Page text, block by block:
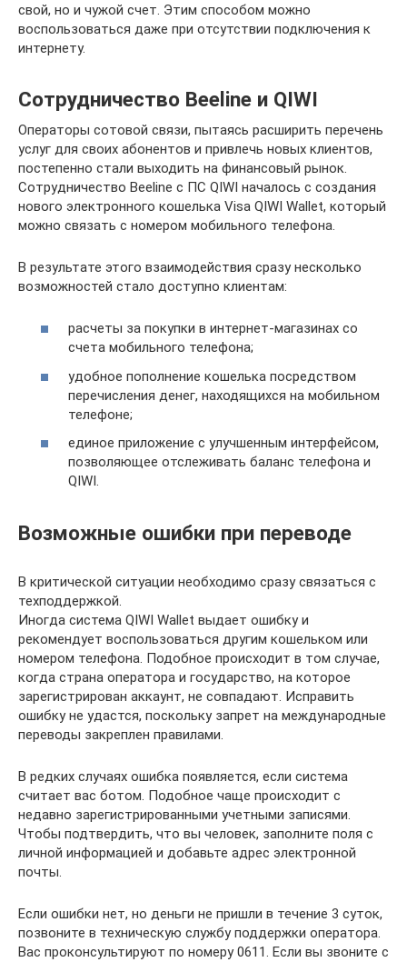
свой, но и чужой счет. Этим способом можно
воспользоваться даже при отсутствии подключения к
интернету.
Сотрудничество Beeline и QIWI
Операторы сотовой связи, пытаясь расширить перечень
услуг для своих абонентов и привлечь новых клиентов,
постепенно стали выходить на финансовый рынок.
Сотрудничество Beeline с ПС QIWI началось с создания
нового электронного кошелька Visa QIWI Wallet, который
можно связать с номером мобильного телефона.
В результате этого взаимодействия сразу несколько
возможностей стало доступно клиентам:
расчеты за покупки в интернет-магазинах со
счета мобильного телефона;
удобное пополнение кошелька посредством
перечисления денег, находящихся на мобильном
телефоне;
единое приложение с улучшенным интерфейсом,
позволяющее отслеживать баланс телефона и
QIWI.
Возможные ошибки при переводе
В критической ситуации необходимо сразу связаться с
техподдержкой.
Иногда система QIWI Wallet выдает ошибку и
рекомендует воспользоваться другим кошельком или
номером телефона. Подобное происходит в том случае,
когда страна оператора и государство, на которое
зарегистрирован аккаунт, не совпадают. Исправить
ошибку не удастся, поскольку запрет на международные
переводы закреплен правилами.
В редких случаях ошибка появляется, если система
считает вас ботом. Подобное чаще происходит с
недавно зарегистрированными учетными записями.
Чтобы подтвердить, что вы человек, заполните поля с
личной информацией и добавьте адрес электронной
почты.
Если ошибки нет, но деньги не пришли в течение 3 суток,
позвоните в техническую службу поддержки оператора.
Вас проконсультируют по номеру 0611. Если вы звоните с